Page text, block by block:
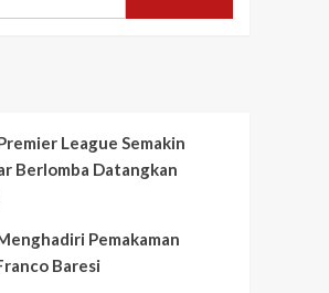
League Semakin
Berlomba Datangkan
Pemakaman
Baresi